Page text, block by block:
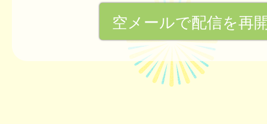
空メールで配信を再